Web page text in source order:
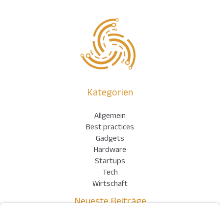
Kategorien
Allgemein
Best practices
Gadgets
Hardware
Startups
Tech
Wirtschaft
Neueste Beiträge